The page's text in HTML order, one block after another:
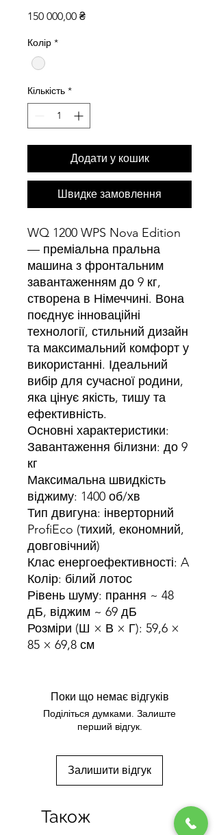
150 000,00 ₴Ціна
Колір *
Кількість *
Додати у кошик
Швидке замовлення
WQ 1200 WPS Nova Edition
— преміальна пральна
машина з фронтальним
завантаженням до 9 кг,
створена в Німеччині. Вона
поєднує інноваційні
технології, стильний дизайн
та максимальний комфорт у
використанні. Ідеальний
вибір для сучасної родини,
яка цінує якість, тишу та
ефективність.
Основні характеристики:
Завантаження білизни: до 9
кг
Максимальна швидкість
віджиму: 1400 об/хв
Тип двигуна: інверторний
ProfiEco (тихий, економний,
довговічний)
Клас енергоефективності: A
Колір: білий лотос
Рівень шуму: прання ~ 48
дБ, віджим ~ 69 дБ
Розміри (Ш × В × Г): 59,6 ×
85 × 69,8 см
Поки що немає відгуків
Поділіться думками. Залиште
перший відгук.
Залишити відгук
Також